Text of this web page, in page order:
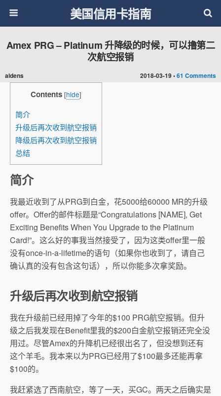
美国信用卡指南
2018-03-19 •61 Comments
Amex PRG – Platinum 升降级的时候，可以撸第二
次航空报销
aldens
Contents [hide]
简介
升级后再次收到航空报销
降级后再次收到航空报销
总结
简介
我最近收到了从PRG到白金，花5000给60000 MR的升级
offer。Offer的邮件标题是“Congratulations [NAME], Get
Exciting Benefits When You Upgrade to the Platinum
Card!”。这么好的事我当然接受了，因为这类offer里一般
没有once-in-a-lifetime的语句（如果你也收到了，请自己
确认真的没有包含这句话），所以你能多次拿奖励。
升级后再次收到航空报销
我在升级前已经用掉了今年的$100 PRG航空报销。但升
级之后我发现在Benefit里我的$200白金航空报销还完全没
用过。尽管Amex的升降机已经很出名了，但没想到还有
这个羊毛。我本来以为PRG已经用了$100最多还能再拿
$100的。
我赶紧选了西南航空，等了一天，买GC。两天之后确实是